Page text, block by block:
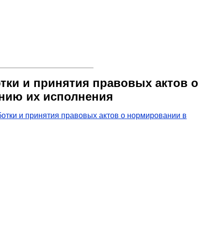
и принятия правовых актов о
их исполнения
и принятия правовых актов о нормировании в